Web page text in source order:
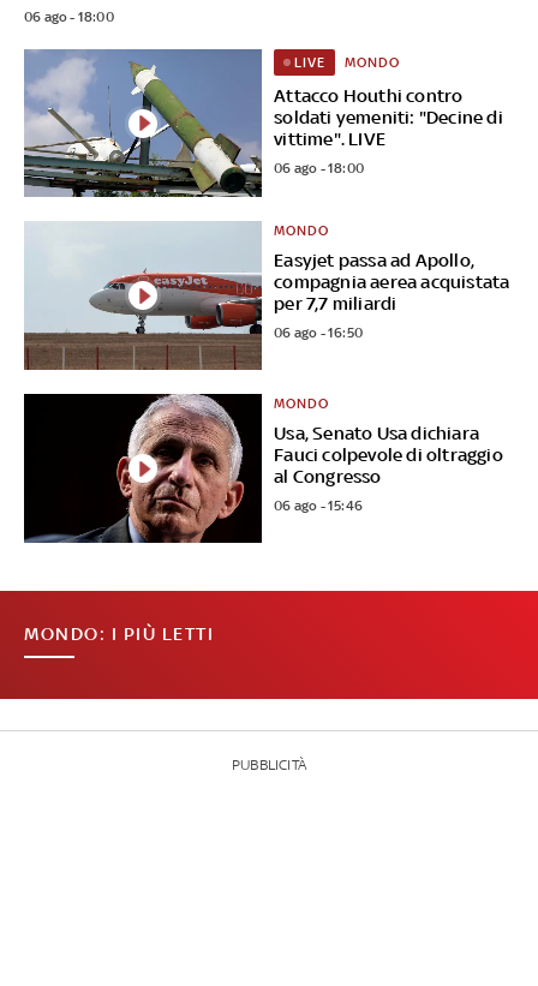
06 ago - 18:00
Attacco Houthi contro
soldati yemeniti: "Decine di
vittime". LIVE
LIVE MONDO
06 ago - 18:00
Easyjet passa ad Apollo,
compagnia aerea acquistata
per 7,7 miliardi
MONDO
06 ago - 16:50
Usa, Senato Usa dichiara
Fauci colpevole di oltraggio
al Congresso
MONDO
06 ago - 15:46
MONDO: I PIÙ LETTI
PUBBLICITÀ